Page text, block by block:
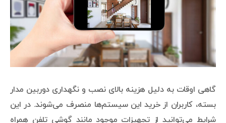
Image
گاهی اوقات به دلیل هزینه بالای نصب و نگهداری دوربین مدار
بسته، کاربران از خرید این سیستم‌ها منصرف می‌شوند. در این
شرایط می‌توانید از تجهیزات موجود مانند گوشی تلفن همراه